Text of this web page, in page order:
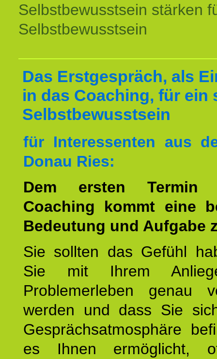
Selbstbewusstsein stärken
Selbstbewusstsein
Das Erstgespräch, als
in das Coaching, für ein
Selbstbewusstsein
für Interessenten aus
Donau Ries:
Dem ersten
Coaching kommt eine
Bedeutung und Aufgabe
Sie sollten das Gefühl
Sie mit Ihrem
Problemerleben genau
werden und dass Sie
Gesprächsatmosphäre
es Ihnen ermöglicht,